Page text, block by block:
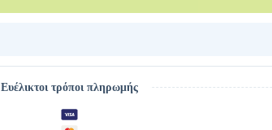
Ευέλικτοι τρόποι πληρωμής